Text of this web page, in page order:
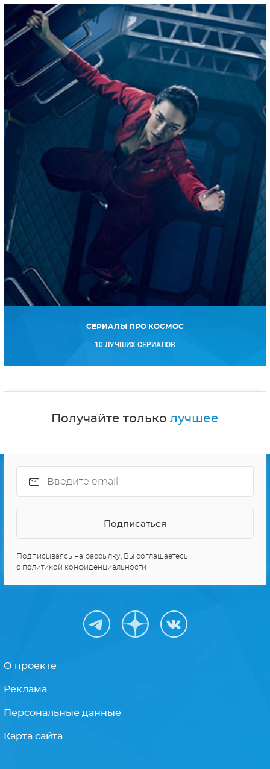
СЕРИАЛЫ ПРО КОСМОС
10 ЛУЧШИХ СЕРИАЛОВ
Получайте только лучшее
Подписываясь на рассылку, Вы соглашаетесь
с политикой конфиденциальности
О проекте
Реклама
Персональные данные
Карта сайта